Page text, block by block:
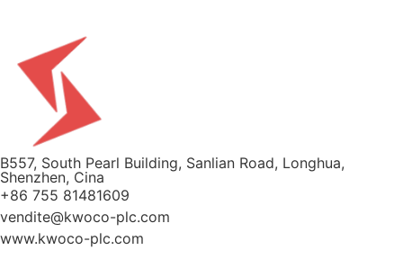
B557, South Pearl Building, Sanlian Road, Longhua,
Shenzhen, Cina
+86 755 81481609
vendite@kwoco-plc.com
www.kwoco-plc.com